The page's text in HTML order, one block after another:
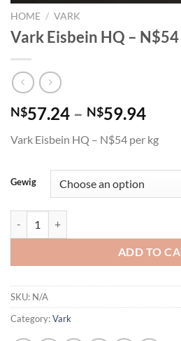
HOME / VARK
Vark Eisbein HQ –
N$57.24 – N$59.94
Vark Eisbein HQ – N$54 per kg
Gewig
ADD TO
SKU: N/A
Category:Vark